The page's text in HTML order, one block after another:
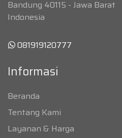
Bandung 40115 - Jawa Barat
Indonesia
081919120777
Informasi
Beranda
Tentang Kami
Layanan & Harga